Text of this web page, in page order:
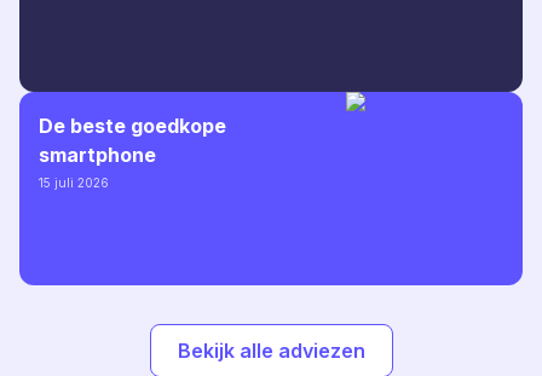
De beste goedkope
smartphone
15 juli 2026
Bekijk alle adviezen